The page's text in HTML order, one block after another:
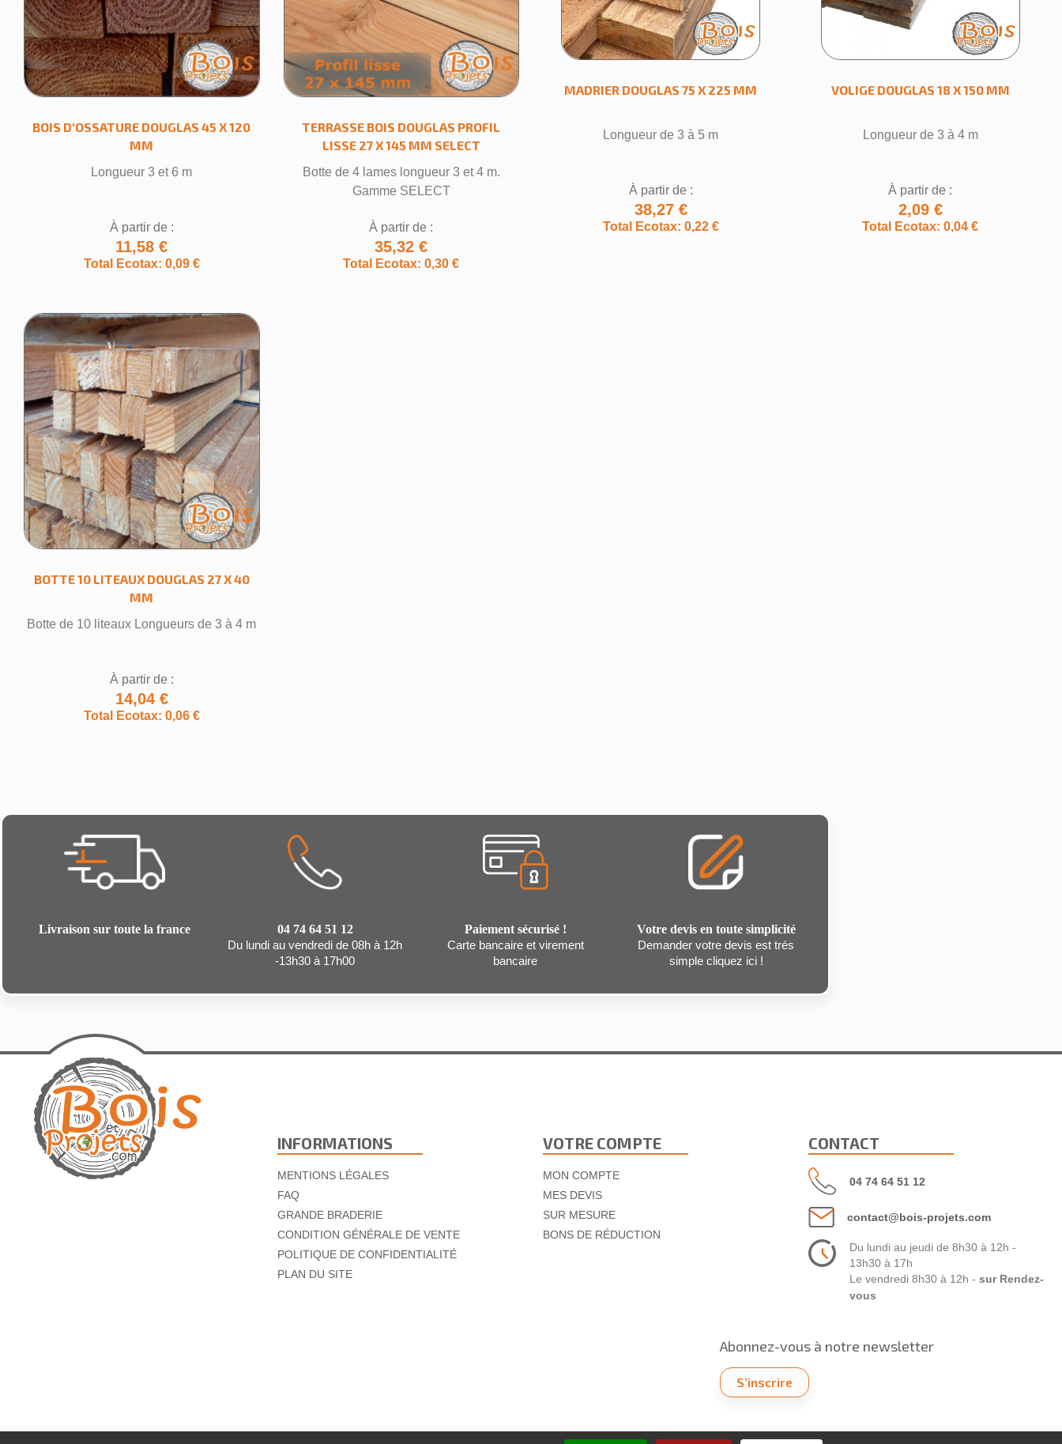
BOIS D'OSSATURE DOUGLAS 45 X 120
MM
Longueur 3 et 6 m
À partir de :
11,58 €
Total Ecotax: 0,09 €
TERRASSE BOIS DOUGLAS PROFIL
LISSE 27 X 145 MM SELECT
Botte de 4 lames longueur 3 et 4 m.
Gamme SELECT
À partir de :
35,32 €
Total Ecotax: 0,30 €
MADRIER DOUGLAS 75 X 225 MM
Longueur de 3 à 5 m
À partir de :
38,27 €
Total Ecotax: 0,22 €
VOLIGE DOUGLAS 18 X 150 MM
Longueur de 3 à 4 m
À partir de :
2,09 €
Total Ecotax: 0,04 €
BOTTE 10 LITEAUX DOUGLAS 27 X 40
MM
Botte de 10 liteaux Longueurs de 3 à 4 m
À partir de :
14,04 €
Total Ecotax: 0,06 €
Livraison sur toute la france
04 74 64 51 12
Du lundi au vendredi de 08h à 12h
-13h30 à 17h00
Paiement sécurisé !
Carte bancaire et virement
bancaire
Votre devis en toute simplicité
Demander votre devis est trés
simple cliquez ici !
INFORMATIONS
MENTIONS LÉGALES
FAQ
GRANDE BRADERIE
CONDITION GÉNÉRALE DE VENTE
POLITIQUE DE CONFIDENTIALITÉ
PLAN DU SITE
VOTRE COMPTE
MON COMPTE
MES DEVIS
SUR MESURE
BONS DE RÉDUCTION
CONTACT
04 74 64 51 12
contact@bois-projets.com
Du lundi au jeudi de 8h30 à 12h -
13h30 à 17h
Le vendredi 8h30 à 12h - sur Rendez-
vous
Créer une liste d'envies ×
Nom de la liste d'envies
Abonnez-vous à notre newsletter
S’inscrire